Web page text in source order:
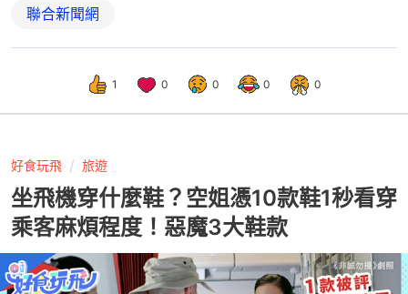
聯合新聞網
1 0 0 0 0
好食玩飛 旅遊
坐飛機穿什麼鞋？空姐憑10款鞋1秒看穿
乘客麻煩程度！惡魔3大鞋款